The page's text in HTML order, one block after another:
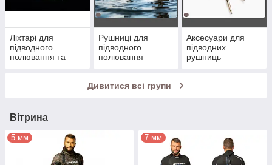
Ліхтарі для
підводного
полювання та
Рушниці для
підводного
полювання
Аксесуари для
підводних
рушниць
Дивитися всі групи
Вітрина
5 мм 7 мм